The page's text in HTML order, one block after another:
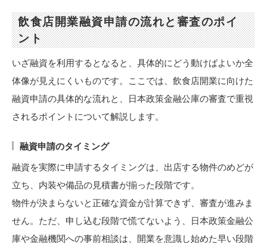
飲食店開業融資申請の流れと審査のポイ
ント
いざ融資を利用するとなると、具体的にどう動けばよいか全
体像が見えにくいものです。ここでは、飲食店開業に向けた
融資申請の具体的な流れと、日本政策金融公庫の審査で重視
されるポイントについて解説します。
融資申請のタイミング
融資を実際に申請するタイミングは、出店する物件のめどが
立ち、内装や備品の見積書が揃った段階です。
物件が決まらないと正確な資金が計算できず、審査が進みま
せん。ただ、申し込む段階で慌てないよう、日本政策金融公
庫や金融機関への事前相談は、開業を意識し始めた早い段階